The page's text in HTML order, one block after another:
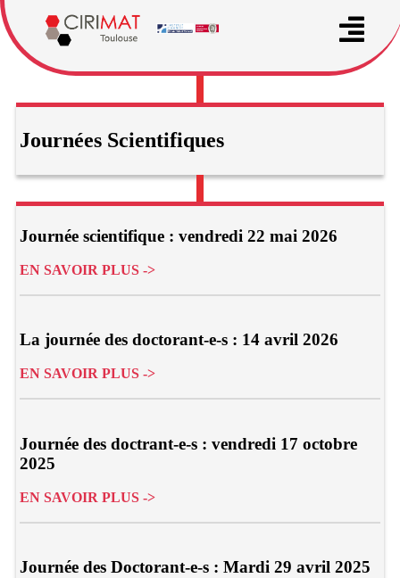
Journées Scientifiques
Journée scientifique : vendredi 22 mai 2026
EN SAVOIR PLUS ->
La journée des doctorant-e-s : 14 avril 2026
EN SAVOIR PLUS ->
Journée des doctrant-e-s : vendredi 17 octobre
2025
EN SAVOIR PLUS ->
Journée des Doctorant-e-s : Mardi 29 avril 2025